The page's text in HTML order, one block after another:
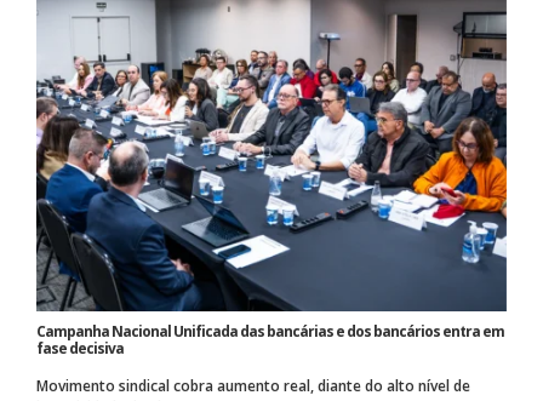
Campanha Nacional Unificada das bancárias e dos bancários entra em
fase decisiva
Movimento sindical cobra aumento real, diante do alto nível de